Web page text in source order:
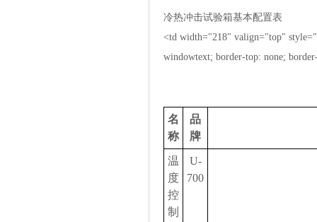
冷热冲击试验箱基本配置表
windowtext;border-
名
称
品
牌
温
度
控
制
U-
700